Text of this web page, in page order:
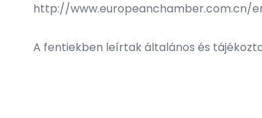
http://www.europeanchamber.com.cn/
A fentiekben leírtak általános és